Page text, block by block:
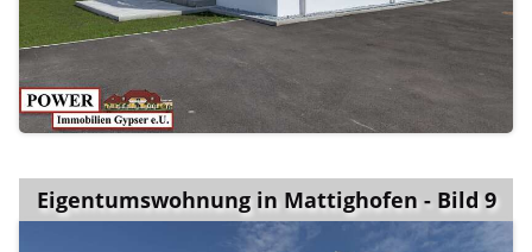
Eigentumswohnung in Mattighofen - Bild 9